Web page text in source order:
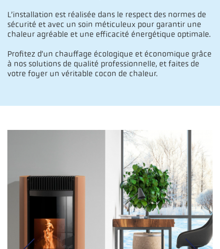
L’installation est réalisée dans le respect des normes de
sécurité et avec un soin méticuleux pour garantir une
chaleur agréable et une efficacité énergétique optimale.
Profitez d’un chauffage écologique et économique grâce
à nos solutions de qualité professionnelle, et faites de
votre foyer un véritable cocon de chaleur.